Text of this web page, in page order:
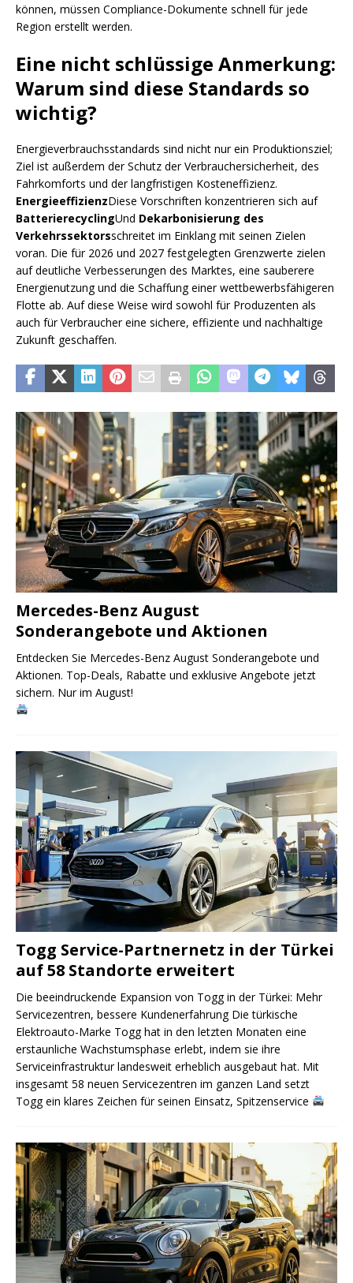
können, müssen Compliance-Dokumente schnell für jede
Region erstellt werden.
Eine nicht schlüssige Anmerkung:
Warum sind diese Standards so
wichtig?
Energieverbrauchsstandards sind nicht nur ein Produktionsziel;
Ziel ist außerdem der Schutz der Verbrauchersicherheit, des
Fahrkomforts und der langfristigen Kosteneffizienz.
EnergieeffizienzDiese Vorschriften konzentrieren sich auf
BatterierecyclingUnd Dekarbonisierung des
Verkehrssektorsschreitet im Einklang mit seinen Zielen
voran. Die für 2026 und 2027 festgelegten Grenzwerte zielen
auf deutliche Verbesserungen des Marktes, eine sauberere
Energienutzung und die Schaffung einer wettbewerbsfähigeren
Flotte ab. Auf diese Weise wird sowohl für Produzenten als
auch für Verbraucher eine sichere, effiziente und nachhaltige
Zukunft geschaffen.
Mercedes-Benz August
Sonderangebote und Aktionen
Entdecken Sie Mercedes-Benz August Sonderangebote und
Aktionen. Top-Deals, Rabatte und exklusive Angebote jetzt
sichern. Nur im August!
Togg Service-Partnernetz in der Türkei
auf 58 Standorte erweitert
Die beeindruckende Expansion von Togg in der Türkei: Mehr
Servicezentren, bessere Kundenerfahrung Die türkische
Elektroauto-Marke Togg hat in den letzten Monaten eine
erstaunliche Wachstumsphase erlebt, indem sie ihre
Serviceinfrastruktur landesweit erheblich ausgebaut hat. Mit
insgesamt 58 neuen Servicezentren im ganzen Land setzt
Togg ein klares Zeichen für seinen Einsatz, Spitzenservice